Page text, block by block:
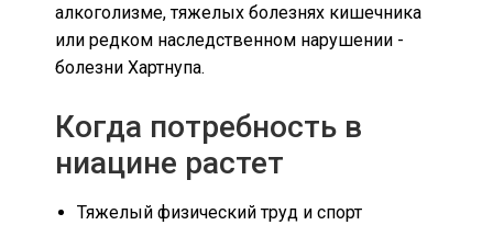
алкоголизме, тяжелых болезнях кишечника
или редком наследственном нарушении -
болезни Хартнупа.
Когда потребность в
ниацине растет
Тяжелый физический труд и спорт